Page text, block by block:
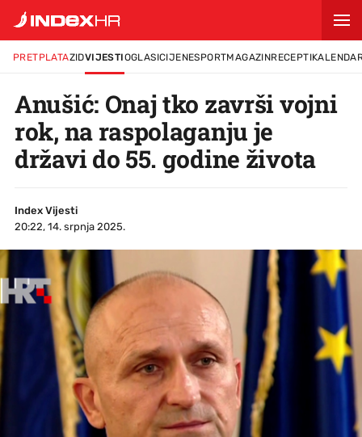
PRETPLATAZIDVIJESTIOGLASICIJENESPORTMAGAZINRECEPTI
Anušić: Onaj tko završi vojni
rok, na raspolaganju je
državi do 55. godine života
Index Vijesti
20:22, 14. srpnja 2025.